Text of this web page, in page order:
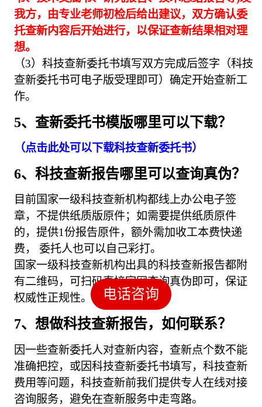
我方，由专业老师初检后给出建议，双方确认委
托查新内容后开始进行，以保证查新结果相对理
想。
（3）科技查新委托书填写双方完成后签字（科技
查新委托书可电子版受理即可）确定开始查新工
作。
5、查新委托书模版哪里可以下载？
（点击此处可以下载科技查新委托书）
6、科技查新报告哪里可以查询真伪？
目前国家一级科技查新机构都线上办公电子签
章，不提供纸质版原件；如需要提供纸质原件
的，提供1份报告原件，额外需加收工本费快递
费， 委托人也可以自己彩打。
国家一级科技查新机构出具的科技查新报告都附
有二维码，可扫码直接官网查询真伪即可，保证
权威性正规性。
7、想做科技查新报告，如何联系？
因一些查新委托人对查新内容，查新点个数不能
准确把控，或因科技查新委托书填写，科技查新
费用等问题，科技查新前我们提供专人在线对接
咨询服务，避免在查新服务中走弯路。
电话咨询